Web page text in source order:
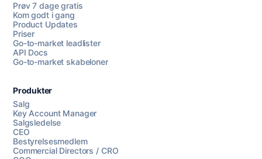
Prøv 7 dage gratis
Kom godt i gang
Product Updates
Priser
Go-to-market leadlister
API Docs
Go-to-market skabeloner
Produkter
Salg
Key Account Manager
Salgsledelse
CEO
Bestyrelsesmedlem
Commercial Directors / CRO